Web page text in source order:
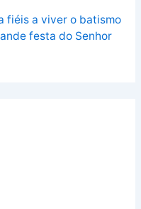
fiéis a viver o batismo
festa do Senhor